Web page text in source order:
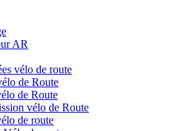
AR
vélo de route
de Route
de Route
vélo de Route
de route